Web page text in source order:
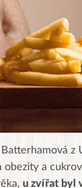
z
a
u zvířat byl